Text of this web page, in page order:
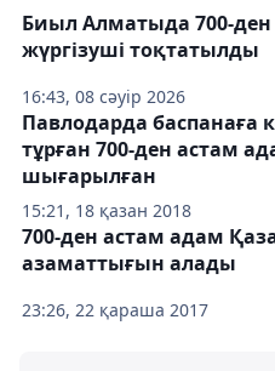
16:43, 08 сәуір 2026
Биыл Алматыда 700-
жүргізуші тоқтатылды
15:21, 18 қазан 2018
Павлодарда баспанаға
тұрған 700-ден астам
шығарылған
23:26, 22 қараша 2017
700-ден астам адам
азаматтығын алады